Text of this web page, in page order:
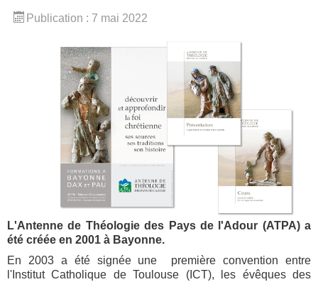
Publication : 7 mai 2022
L'Antenne de Théologie des Pays de l'Adour (ATPA) a
été créée en 2001 à Bayonne.
En 2003 a été signée une
première convention entre
l'Institut Catholique de Toulouse (ICT), les évêques des